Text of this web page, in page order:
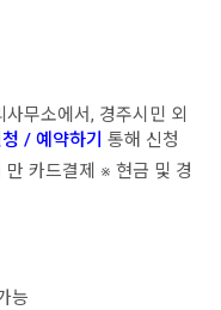
무소에서, 경주시민 외
/ 예약하기 통해 신청
카드결제 ※ 현금 및 경
능